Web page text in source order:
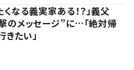
なる義実家ある！？」義父
のメッセージ”に…「絶対帰
きたい」